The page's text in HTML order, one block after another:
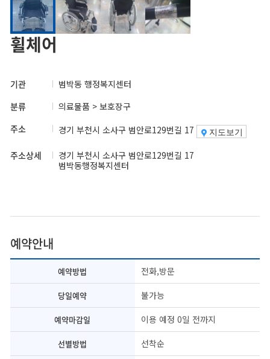
휠체어
기관
범박동 행정복지센터
분류
의료물품 > 보호장구
주소
경기 부천시 소사구 범안로129번길 17 지도보기
주소상세
경기 부천시 소사구 범안로129번길 17
범박동행정복지센터
예약안내
예약방법 전화,방문
당일예약 불가능
예약마감일 이용 예정 0일 전까지
선별방법 선착순